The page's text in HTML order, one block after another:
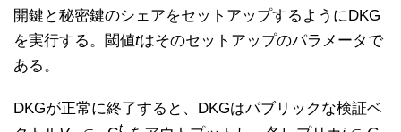
開鍵と秘密鍵のシェアをセットアップするようにDKG
を実行する。閾値tはそのセットアップのパラメータで
ある。
DKGが正常に終了すると、DKGはパブリックな検証ベ
t